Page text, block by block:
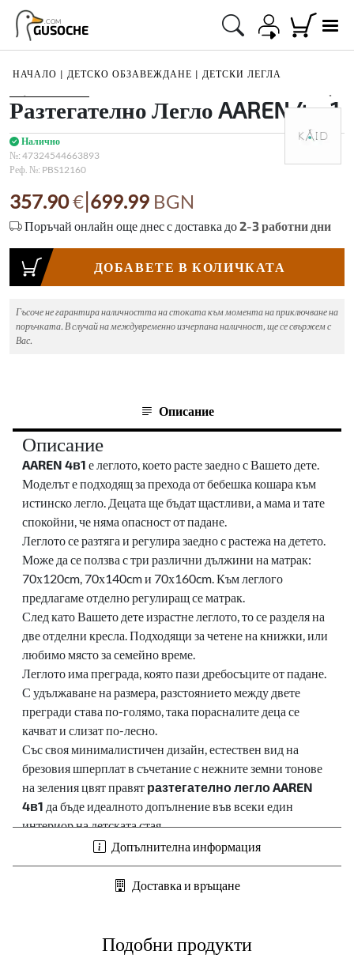
GUSOCHE
.COM
НАЧАЛО | ДЕТСКО ОБЗАВЕЖДАНЕ | ДЕТСКИ ЛЕГЛА
1/4
Разтегателно Легло AAREN 4 в 1
Налично
№: 47324544663893
Реф. №: PBS12160
357.90€|699.99 BGN
Поръчай онлайн още днес с доставка до2-3работни дни
ДОБАВЕТЕ В КОЛИЧКАТА
Гъсоче не гарантира наличността на стоката към момента на приключване на
поръчката. В случай на междувременно изчерпана наличност, ще се свържем с
Вас.
Описание
Описание
AAREN 4в1 е леглото, което расте заедно с Вашето дете.
Моделът е подходящ за прехода от бебешка кошара към
истинско легло. Децата ще бъдат щастливи, а мама и тате
спокойни, че няма опасност от падане.
Леглото се разтяга и регулира заедно с растежа на детето.
Може да се ползва с три различни дължини на матрак:
70х120cm, 70х140cm и 70х160cm. Към леглого
предлагаме отделно регулиращ се матрак.
След като Вашето дете израстне леглото, то се разделя на
две отделни кресла. Подходящи за четене на книжки, или
любимо място за семейно време.
Леглото има преграда, която пази дребосъците от падане.
С удължаване на размера, разстоянието между двете
прегради става по-голямо, така порасналите деца се
качват и слизат по-лесно.
Със своя минималистичен дизайн, естествен вид на
брезовия шперплат в съчетание с нежните земни тонове
на зеления цвят правят разтегателно легло AAREN
4в1 да бъде идеалното допълнение във всеки един
интериор на детската стая.
Препоръчителна минимална възраст:
Важно: Продуктът е предназначен за деца, които могат да
остават в седнало положение без чужда помощ (минимум
Продукт произведен от възобновяем материал
Допълнителна информация
Доставка и връщане
Подобни продукти